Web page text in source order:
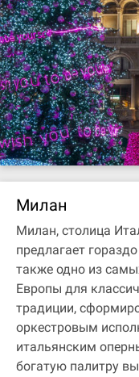
Милан
Милан, столица
предлагает
также одно из
Европы для
традиции,
оркестровым
итальянским
богатую палитру